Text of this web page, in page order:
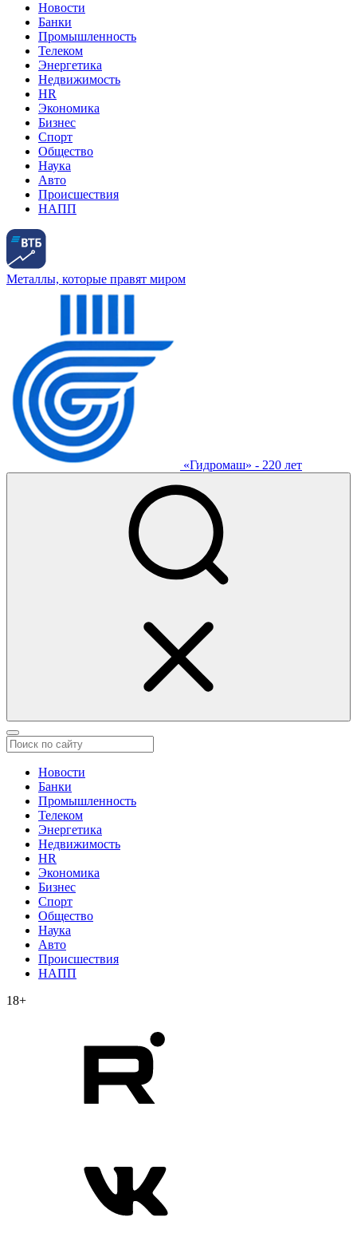
Новости
Банки
Промышленность
Телеком
Энергетика
Недвижимость
HR
Экономика
Бизнес
Спорт
Общество
Наука
Авто
Происшествия
НАПП
Металлы, которые правят миром
«Гидромаш» - 220 лет
Новости
Банки
Промышленность
Телеком
Энергетика
Недвижимость
HR
Экономика
Бизнес
Спорт
Общество
Наука
Авто
Происшествия
НАПП
18+